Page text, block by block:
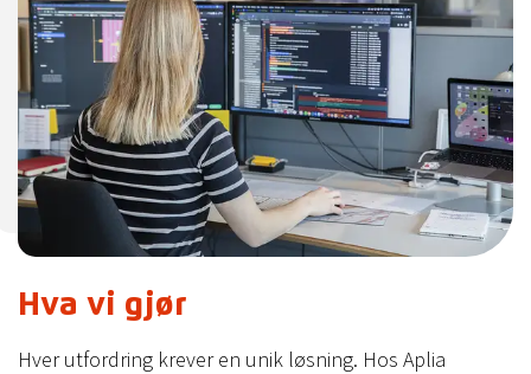
Hva vi gjør
Hver utfordring krever en unik løsning. Hos Aplia